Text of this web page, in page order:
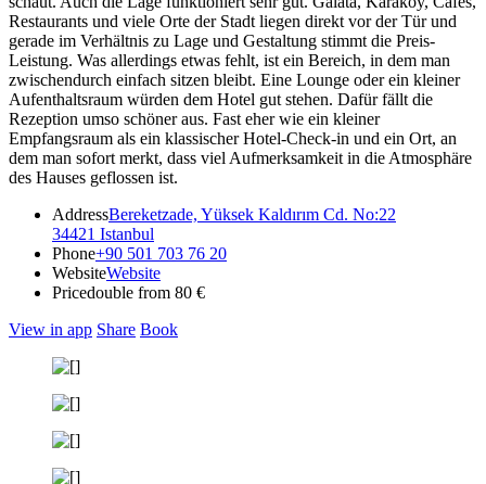
Restaurants und viele Orte der Stadt liegen direkt vor der Tür und
gerade im Verhältnis zu Lage und Gestaltung stimmt die Preis-
Leistung. Was allerdings etwas fehlt, ist ein Bereich, in dem man
zwischendurch einfach sitzen bleibt. Eine Lounge oder ein kleiner
Aufenthaltsraum würden dem Hotel gut stehen. Dafür fällt die
Rezeption umso schöner aus. Fast eher wie ein kleiner
Empfangsraum als ein klassischer Hotel-Check-in und ein Ort, an
dem man sofort merkt, dass viel Aufmerksamkeit in die Atmosphäre
des Hauses geflossen ist.
AddressBereketzade, Yüksek Kaldırım Cd. No:22
34421 Istanbul
Phone+90 501 703 76 20
WebsiteWebsite
Pricedouble from 80 €
View in app Share Book